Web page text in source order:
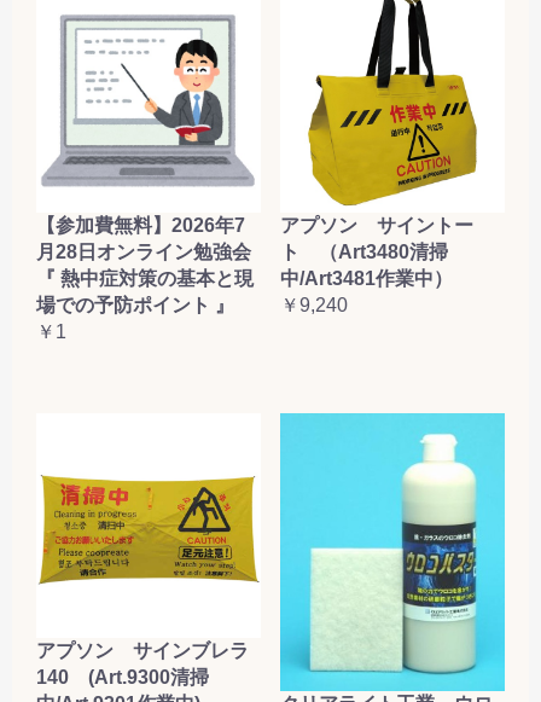
【参加費無料】2026年7
月28日オンライン勉強会
『 熱中症対策の基本と現
場での予防ポイント 』
￥1
アプソン サイントー
ト （Art3480清掃
中/Art3481作業中）
￥9,240
アプソン サインブレラ
140 (Art.9300清掃